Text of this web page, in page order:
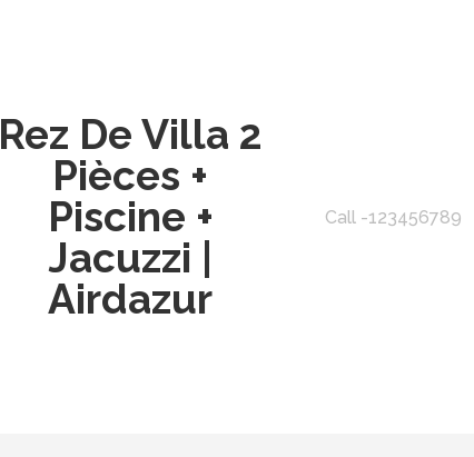
Rez De Villa 2
Pièces +
Piscine +
Jacuzzi |
Airdazur
Call -123456789